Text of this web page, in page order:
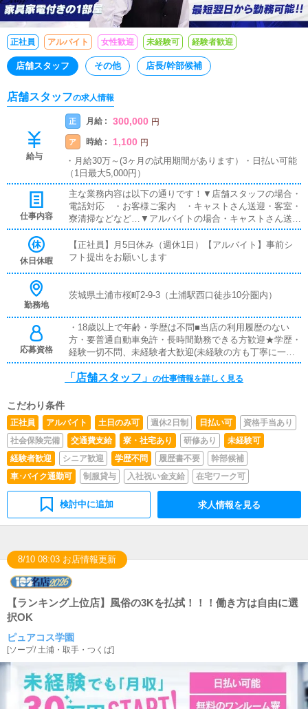
正社員 アルバイト 女性歓迎 未経験可 経験者歓迎
店舗スタッフ その他 店長/幹部候補
店舗スタッフの求人情報
給与
正 月給 : 300,000 円
ア 時給 : 1,100 円
・月給30万～(3ヶ月の試用期間があります）・日払い可能
（1日最大5,000円）
仕事内容
主な業務内容は以下の通りです！▼店舗スタッフの場合・
電話対応 ・お客様ご案内 ・キャストさん送迎・客室・
寮清掃などなど…▼アルバイトの場合・キャストさん送
迎・客室清掃・寮清掃などなど1つ1つの業務を丁寧にお
伝えいたしますので未経験の方でもお気軽にお問い合わせ
ください！
休日休暇
【正社員】月5日休み（週休1日）【アルバイト】事前シ
フト提出をお願いします
勤務地
茨城県土浦市桜町2-9-3（土浦駅西口徒歩10分圏内）
応募資格
・18歳以上で年齢・学歴は不問■当店の利用履歴のない
方・要普通自動車免許・長時間勤務できる方歓迎★学歴・
経験一切不問、未経験者大歓迎(未経験の方も丁寧に一か
ら指導します。)真面目で意欲のある方お待ちしておりま
す。※パソコンを扱える方(簡単な作業のみです)
「店舗スタッフ」 の仕事情報を詳しく見る
こだわり条件
正社員 アルバイト 土日のみ可 週休2日制 日払い可
資格手当あり
社会保険完備
交通費支給 寮・社宅あり 研修あり
未経験可
経験者歓迎
シニア歓迎 学歴不問 履歴書不要
幹部候補
車･バイク通勤可
制服貸与 入社祝い金支給 在宅ワーク可
検討中に追加 求人情報を見る
8/10 08:03 お店情報更新
【ランキング上位店】風俗の3Kを払拭！！！働き方は自由に選
択OK
ピュアコス学園
[ソープ/土浦・取手・つくば]